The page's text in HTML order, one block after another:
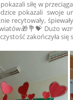
siłę w
pokazali swoje
recytowały,
Dużo
zakończyła